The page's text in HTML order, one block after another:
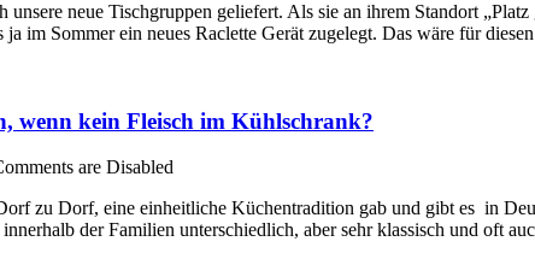
neue Tischgruppen geliefert. Als sie an ihrem Standort
ja im Sommer ein neues Raclette Gerät zugelegt. Das wäre für
wenn kein Fleisch im Kühlschrank?
are Disabled
zu Dorf, eine einheitliche Küchentradition gab und gibt es in
der Familien unterschiedlich, aber sehr klassisch und oft